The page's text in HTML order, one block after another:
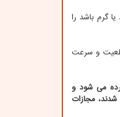
گرم باشد را
و سرعت
می شود و
مجازات